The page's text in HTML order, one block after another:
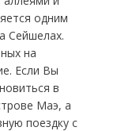
одним
Сейшелах.
на
Если Вы
в
Маэ, а
поездку с